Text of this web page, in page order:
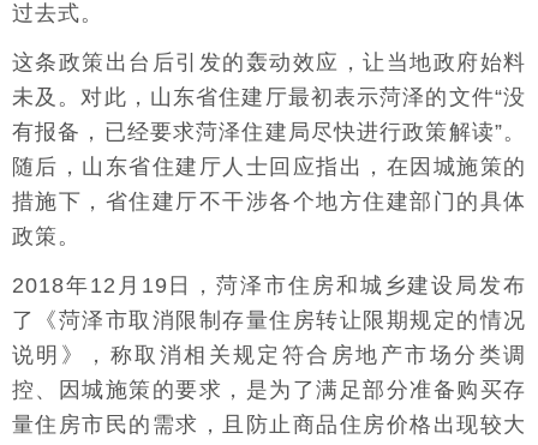
过去式。
这条政策出台后引发的轰动效应，让当地政府始料
未及。对此，山东省住建厅最初表示菏泽的文件“没
有报备，已经要求菏泽住建局尽快进行政策解读”。
随后，山东省住建厅人士回应指出，在因城施策的
措施下，省住建厅不干涉各个地方住建部门的具体
政策。
2018年12月19日，菏泽市住房和城乡建设局发布
了《菏泽市取消限制存量住房转让限期规定的情况
说明》，称取消相关规定符合房地产市场分类调
控、因城施策的要求，是为了满足部分准备购买存
量住房市民的需求，且防止商品住房价格出现较大